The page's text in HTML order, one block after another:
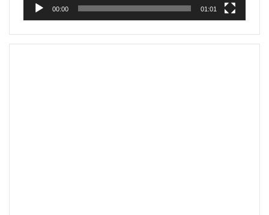
00:00 01:01